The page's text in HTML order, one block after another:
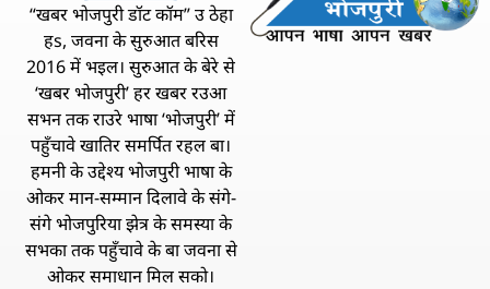
“खबर भोजपुरी डॉट कॉम” उ ठेहा
हs, जवना के सुरुआत बरिस
2016 में भइल। सुरुआत के बेरे से
‘खबर भोजपुरी’ हर खबर रउआ
सभन तक राउरे भाषा ‘भोजपुरी’ में
पहुँचावे खातिर समर्पित रहल बा।
हमनी के उद्देश्य भोजपुरी भाषा के
ओकर मान-सम्मान दिलावे के संगे-
संगे भोजपुरिया झेत्र के समस्या के
सभका तक पहुँचावे के बा जवना से
ओकर समाधान मिल सको।